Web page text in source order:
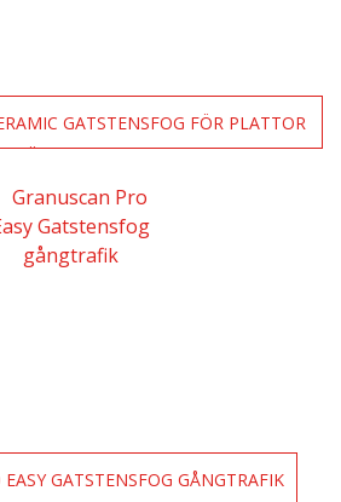
GATSTENSFOG FÖR PLATTOR
LÄTT TRAFIK
GATSTENSFOG GÅNGTRAFIK